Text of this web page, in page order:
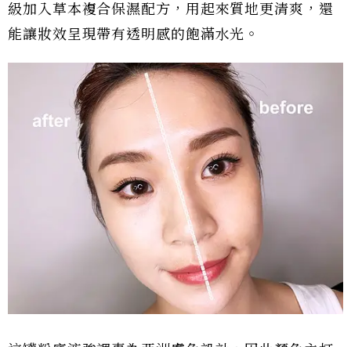
級加入草本複合保濕配方，用起來質地更清爽，還
能讓妝效呈現帶有透明感的飽滿水光。